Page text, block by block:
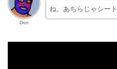
Don
ね。あちらじゃシー